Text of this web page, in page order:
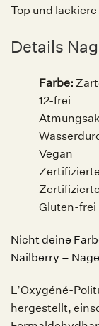
Top und
Details
Farbe:
12-frei
Vegan
Zertifizierte
Gluten-frei
Nicht deine
Nailberry –
L’Oxygéné-
hergestellt,